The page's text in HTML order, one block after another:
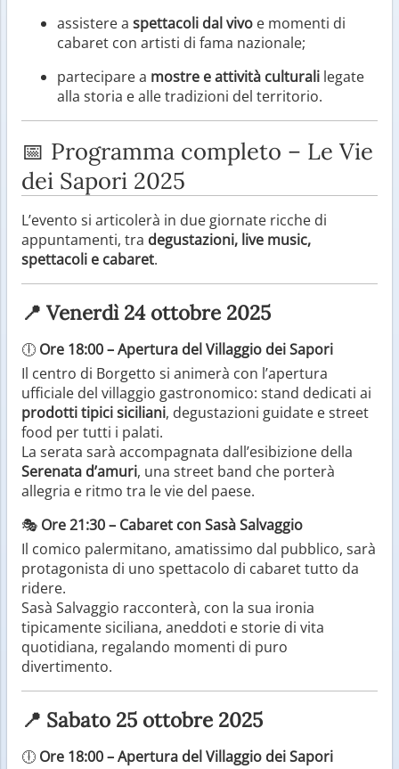
assistere a spettacoli dal vivo e momenti di
cabaret con artisti di fama nazionale;
partecipare a mostre e attività culturali legate
alla storia e alle tradizioni del territorio.
📅 Programma completo – Le Vie
dei Sapori 2025
L’evento si articolerà in due giornate ricche di
appuntamenti, tra degustazioni, live music,
spettacoli e cabaret.
📍 Venerdì 24 ottobre 2025
🕕 Ore 18:00 – Apertura del Villaggio dei Sapori
Il centro di Borgetto si animerà con l’apertura
ufficiale del villaggio gastronomico: stand dedicati ai
prodotti tipici siciliani, degustazioni guidate e street
food per tutti i palati.
La serata sarà accompagnata dall’esibizione della
Serenata d’amuri, una street band che porterà
allegria e ritmo tra le vie del paese.
🎭 Ore 21:30 – Cabaret con Sasà Salvaggio
Il comico palermitano, amatissimo dal pubblico, sarà
protagonista di uno spettacolo di cabaret tutto da
ridere.
Sasà Salvaggio racconterà, con la sua ironia
tipicamente siciliana, aneddoti e storie di vita
quotidiana, regalando momenti di puro
divertimento.
📍 Sabato 25 ottobre 2025
🕕 Ore 18:00 – Apertura del Villaggio dei Sapori